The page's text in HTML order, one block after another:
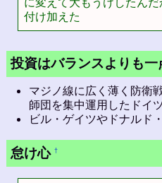
に変えて大もうけしたん
付け加えた
投資はバランスよりも一
マジノ線に広く薄く防衛
師団を集中運用したドイ
ビル・ゲイツやドナルド
怠け心 †